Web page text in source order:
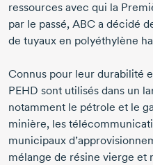
ressources avec qui la
par le passé, ABC a décidé
de tuyaux en polyéthylène
Connus pour leur durabilité
PEHD sont utilisés dans un
notamment le pétrole et le
minière, les
municipaux
mélange de résine vierge et